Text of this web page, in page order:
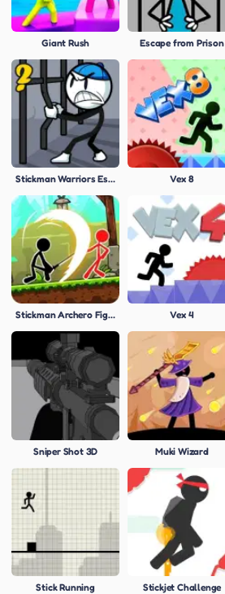
Giant Rush Escape from Prison
Stickman Warriors Escape Vex 8
Stickman Archero Fight Vex 4
Sniper Shot 3D Muki Wizard
Stick Running Stickjet Challenge